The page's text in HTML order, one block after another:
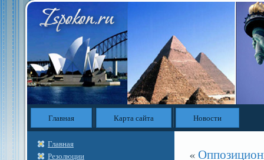
Главная Карта сайта Новости
Главная
Резолюции
«